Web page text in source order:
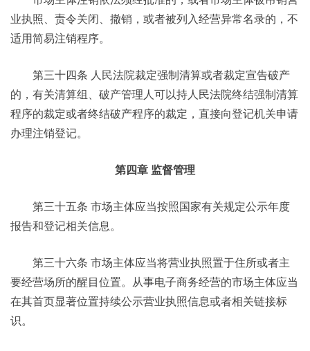
业执照、责令关闭、撤销，或者被列入经营异常名录的，不
适用简易注销程序。
第三十四条 人民法院裁定强制清算或者裁定宣告破产
的，有关清算组、破产管理人可以持人民法院终结强制清算
程序的裁定或者终结破产程序的裁定，直接向登记机关申请
办理注销登记。
第四章 监督管理
第三十五条 市场主体应当按照国家有关规定公示年度
报告和登记相关信息。
第三十六条 市场主体应当将营业执照置于住所或者主
要经营场所的醒目位置。从事电子商务经营的市场主体应当
在其首页显著位置持续公示营业执照信息或者相关链接标
识。